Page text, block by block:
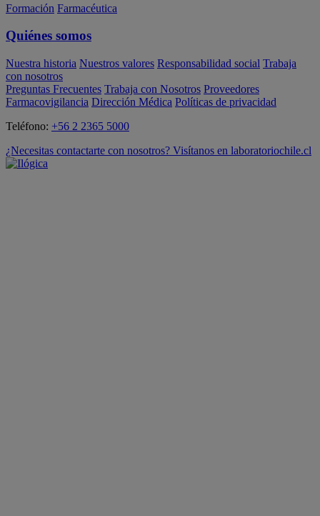
Formación Farmacéutica
Quiénes somos
Nuestra historia Nuestros valores Responsabilidad social Trabaja
con nosotros
Preguntas Frecuentes Trabaja con Nosotros Proveedores
Farmacovigilancia Dirección Médica Políticas de privacidad
Teléfono: +56 2 2365 5000
¿Necesitas contactarte con nosotros? Visítanos en laboratoriochile.cl